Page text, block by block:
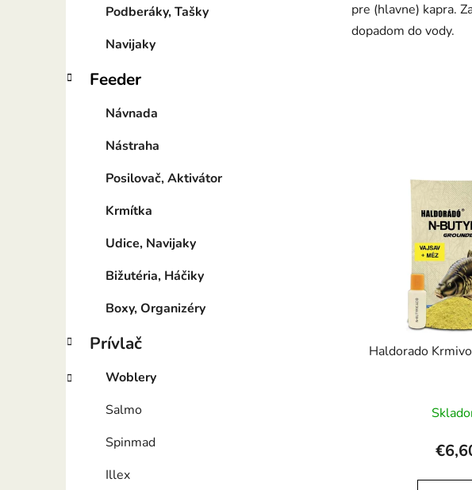
Podberáky, Tašky
Navijaky
Feeder
Návnada
Nástraha
Posilovač, Aktivátor
Krmítka
Udice, Navijaky
Bižutéria, Háčiky
Boxy, Organizéry
Prívlač
Woblery
Salmo
Spinmad
Illex
pre (hlavne) kapra.
dopadom do vody.
Haldorado